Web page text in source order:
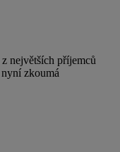
největších příjemců
zkoumá